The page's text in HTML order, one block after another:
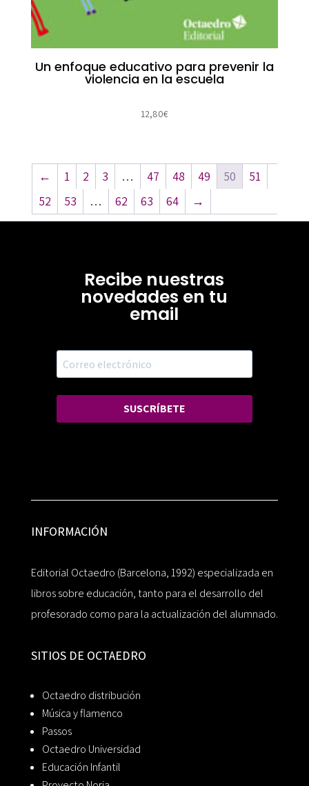
Un enfoque educativo para prevenir la
violencia en la escuela
12,80€
← 1 2 3 … 47 48 49 50
51
52
53 … 62 63 64 →
Recibe nuestras
novedades en tu
email
SUSCRÍBETE
INFORMACIÓN
Editorial Octaedro (Barcelona, 1992) especializada en
libros sobre educación, tanto para el desarrollo del
profesorado como para la actualización del alumnado.
SITIOS DE OCTAEDRO
Octaedro distribución
Música y flamenco
Passos
Octaedro Universidad
Educación Infantil